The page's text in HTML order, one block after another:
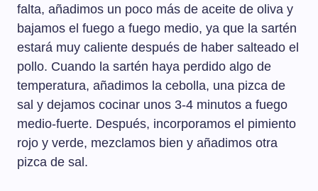
falta, añadimos un poco más de aceite de oliva y
bajamos el fuego a fuego medio, ya que la sartén
estará muy caliente después de haber salteado el
pollo. Cuando la sartén haya perdido algo de
temperatura, añadimos la cebolla, una pizca de
sal y dejamos cocinar unos 3-4 minutos a fuego
medio-fuerte. Después, incorporamos el pimiento
rojo y verde, mezclamos bien y añadimos otra
pizca de sal.